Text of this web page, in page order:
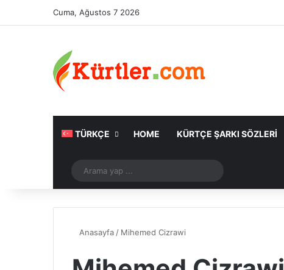
Cuma, Ağustos 7 2026
TÜRKÇE HOME KÜRTÇE ŞARKI SÖZLERI
Rastgele Makale
yap
Anasayfa / Mihemed Cizrawi